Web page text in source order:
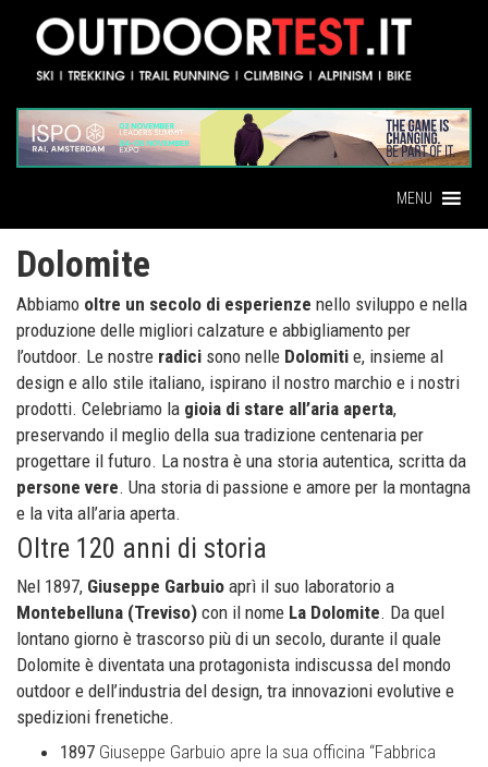
MENU
Dolomite
Abbiamo oltre un secolo di esperienze nello sviluppo e nella
produzione delle migliori calzature e abbigliamento per
l’outdoor. Le nostre radici sono nelle Dolomiti e, insieme al
design e allo stile italiano, ispirano il nostro marchio e i nostri
prodotti. Celebriamo la gioia di stare all’aria aperta,
preservando il meglio della sua tradizione centenaria per
progettare il futuro. La nostra è una storia autentica, scritta da
persone vere. Una storia di passione e amore per la montagna
e la vita all’aria aperta.
Oltre 120 anni di storia
Nel 1897, Giuseppe Garbuio aprì il suo laboratorio a
Montebelluna (Treviso) con il nome La Dolomite. Da quel
lontano giorno è trascorso più di un secolo, durante il quale
Dolomite è diventata una protagonista indiscussa del mondo
outdoor e dell’industria del design, tra innovazioni evolutive e
spedizioni frenetiche.
1897 Giuseppe Garbuio apre la sua officina “Fabbrica